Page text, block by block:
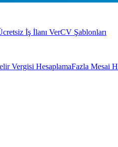
İş İlanı VerCV Şablonları
Vergisi HesaplamaFazla Mesai